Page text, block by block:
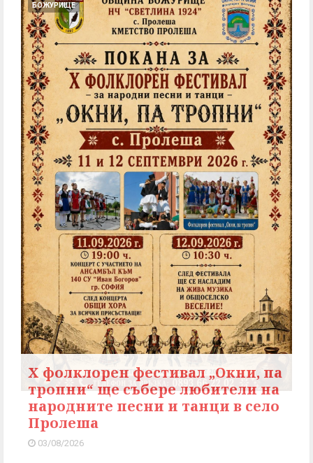
БОЖУРИЩЕ
X фолклорен фестивал „Окни, па
тропни“ ще събере любители на
народните песни и танци в село
Пролеша
03/08/2026